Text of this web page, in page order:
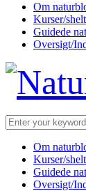
Om
Kurser/
Guidede
Oversigt/
Search
for:
Om
Kurser/
Guidede
Oversigt/